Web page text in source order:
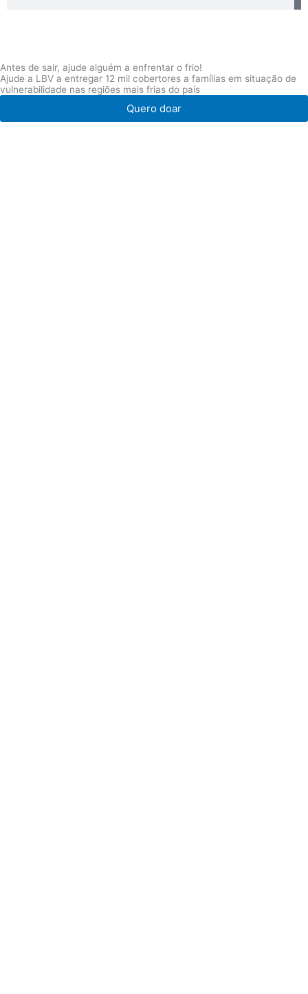
Antes de sair, ajude alguém a enfrentar o frio!
Ajude a LBV a entregar 12 mil cobertores a famílias em situação de
vulnerabilidade nas regiões mais frias do país
Quero doar